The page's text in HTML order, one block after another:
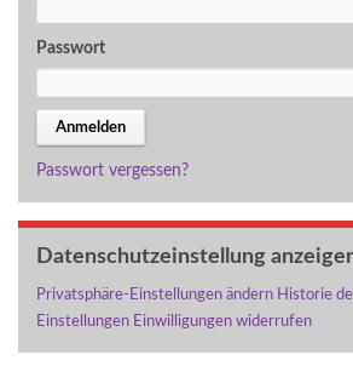
Passwort
Passwort vergessen?
Datenschutzeinstellung
Privatsphäre-Einstellungen ändern Historie
Einstellungen Einwilligungen widerrufen